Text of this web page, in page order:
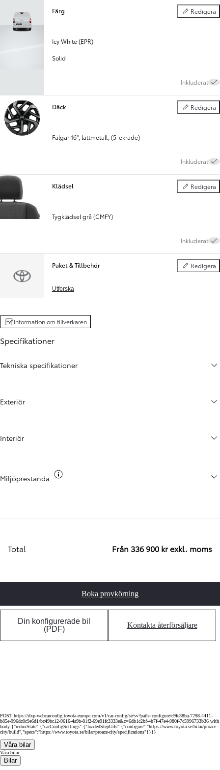
Färg Redigera
Färg
Icy White (EPR)
Solid
Inkluderat
Däck Redigera
Däck
Fälgar 16", lättmetall, (5-ekrade)
Inkluderat
Klädsel Redigera
Klädsel
Tygklädsel grå (CMFY)
Inkluderat
Paket & Tillbehör Redigera
Paket &
Utforska
Information om tillverkaren
Specifikationer
Tekniska specifikationer
Exteriör
Interiör
Miljöprestanda
Total Från 336 900 kr exkl. moms
Boka provkörning
Din konfigurerade bil
(PDF)
Kontakta återförsäljare
POST https://dxp-webcarconfig.toyota-europe.com/v1/car-config/se/sv?path=configure/c9fe38ba-7298-4411-
b85e-996dc0c9e6d1/bc49bc12-9616-4a9b-81f2-69e91fc3333e&c=6db1c2bf-4b7f-47e4-980f-7c5996733b36 with
body {"reduxState":{"carConfigSettings":{"loadedStepUrls":{"configure":"https://www.toyota.se/bilar/proace-
city/build","specs":"https://www.toyota.se/bilar/proace-city/specifications"}}}}
Våra bilar
Våra bilar
Bilar